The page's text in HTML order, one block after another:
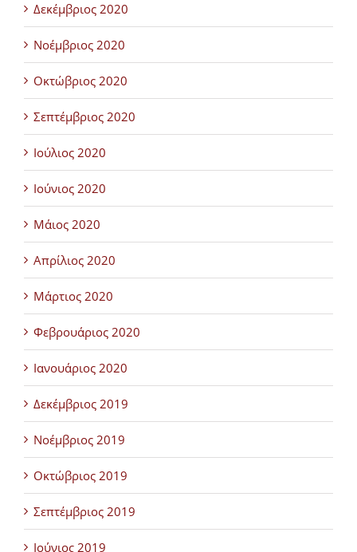
Δεκέμβριος 2020
Νοέμβριος 2020
Οκτώβριος 2020
Σεπτέμβριος 2020
Ιούλιος 2020
Ιούνιος 2020
Μάιος 2020
Απρίλιος 2020
Μάρτιος 2020
Φεβρουάριος 2020
Ιανουάριος 2020
Δεκέμβριος 2019
Νοέμβριος 2019
Οκτώβριος 2019
Σεπτέμβριος 2019
Ιούνιος 2019